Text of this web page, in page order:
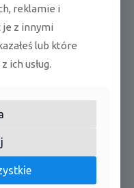
V/Hz 220-240~50
0
kW
reklamie i
je z innymi
lub które
ich usług.